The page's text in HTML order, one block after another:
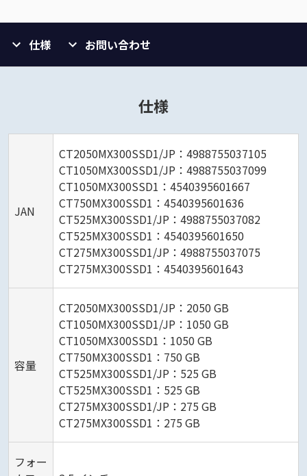
仕様 お問い合わせ
仕様
JAN
CT2050MX300SSD1/JP：4988755037105
CT1050MX300SSD1/JP：4988755037099
CT1050MX300SSD1：4540395601667
CT750MX300SSD1：4540395601636
CT525MX300SSD1/JP：4988755037082
CT525MX300SSD1：4540395601650
CT275MX300SSD1/JP：4988755037075
CT275MX300SSD1：4540395601643
容量
CT2050MX300SSD1/JP：2050 GB
CT1050MX300SSD1/JP：1050 GB
CT1050MX300SSD1：1050 GB
CT750MX300SSD1：750 GB
CT525MX300SSD1/JP：525 GB
CT525MX300SSD1：525 GB
CT275MX300SSD1/JP：275 GB
CT275MX300SSD1：275 GB
フォー